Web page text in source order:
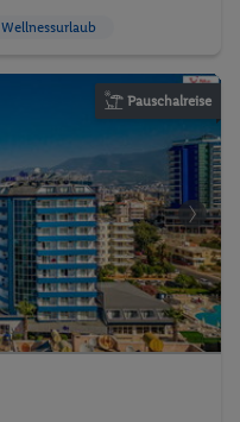
Wellnessurlaub
Pauschalreise